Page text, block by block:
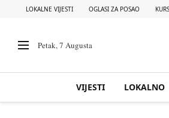
LOKALNE VIJESTI OGLASI ZA POSAO
Petak, 7 Augusta
VIJESTI LOKALNO